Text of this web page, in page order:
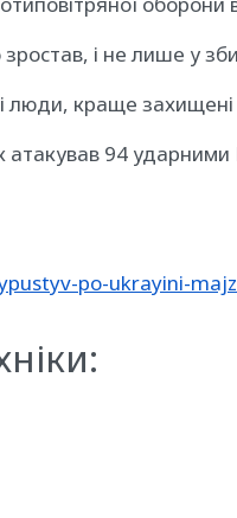
і не лише у
краще
атакував 94
po-ukrayini-